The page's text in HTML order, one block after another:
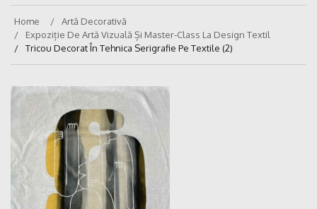
Home
Artă Decorativă
Expoziție De Artă Vizuală Și Master-Class La Design Textil
Tricou Decorat În Tehnica Serigrafie Pe Textile (2)